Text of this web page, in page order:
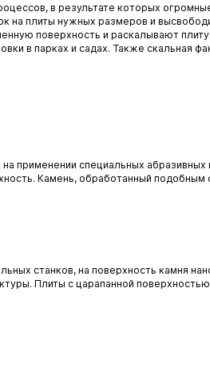
в результате которых
на плиты нужных размеров и
поверхность и раскалывают
в парках и садах. Также скальная
применении специальных
Камень, обработанный
станков, на поверхность камня
Плиты с царапанной